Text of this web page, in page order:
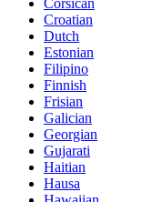
Croatian
Dutch
Estonian
Filipino
Finnish
Frisian
Galician
Georgian
Gujarati
Haitian
Hausa